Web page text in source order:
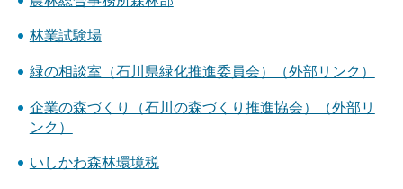
林業試験場
緑の相談室（石川県緑化推進委員会）（外部リンク）
企業の森づくり（石川の森づくり推進協会）（外部リ
ンク）
いしかわ森林環境税